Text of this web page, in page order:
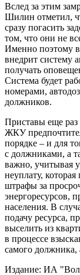
Вслед за этим
Шилин отметил,
сразу погасить
том, что они не
Именно поэтому в
внедрит систему
получать
Система будет
номерами,
должников.
Приставы еще раз
ЖКУ
порядке – и для
с должниками, а
важно, учитывая
неуплату,
штрафы за
энергоресурсов,
населения. В
подачу ресурса,
выселить из
в процессе
самого должника,
Издание: ИА